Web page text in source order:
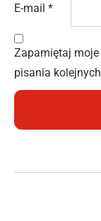
E-mail *
Zapamiętaj
pisania